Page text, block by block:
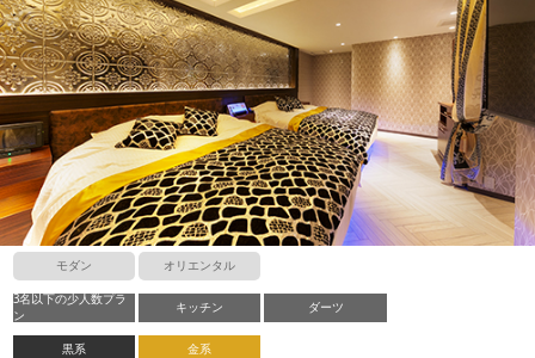
モダン オリエンタル
3名以下の少人数プラ
ン
キッチン ダーツ
黒系 金系